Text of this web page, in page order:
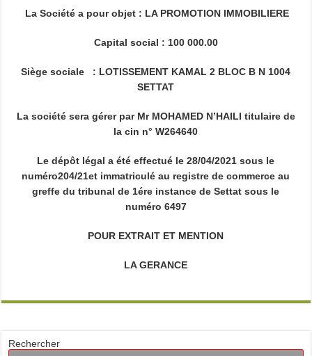
La Société a pour objet : LA PROMOTION IMMOBILIERE
Capital social : 100 000.00
Siège sociale : LOTISSEMENT KAMAL 2 BLOC B N 1004
SETTAT
La société sera gérer par Mr MOHAMED N’HAILI titulaire de
la cin n° W264640
Le dépôt légal a été effectué le 28/04/2021 sous le
numéro204/21et immatriculé au registre de commerce au
greffe du tribunal de 1ére instance de Settat sous le
numéro 6497
POUR EXTRAIT ET MENTION
LA GERANCE
Rechercher